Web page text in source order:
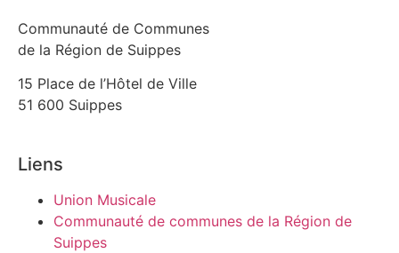
Communauté de Communes
de la Région de Suippes
15 Place de l’Hôtel de Ville
51 600 Suippes
Liens
Union Musicale
Communauté de communes de la Région de
Suippes